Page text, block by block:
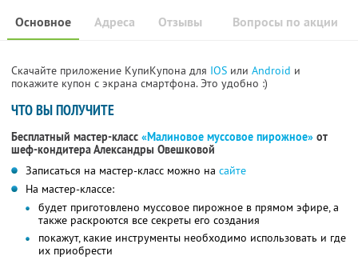
Основное Отзывы Вопросы по акции
Адреса
Скачайте приложение КупиКупона для IOS или Android и
покажите купон с экрана смартфона. Это удобно :)
ЧТО ВЫ ПОЛУЧИТЕ
Бесплатный мастер-класс «Малиновое муссовое пирожное» от
шеф-кондитера Александры Овешковой
Записаться на мастер-класс можно на сайте
На мастер-классе:
будет приготовлено муссовое пирожное в прямом эфире, а
также раскроются все секреты его создания
покажут, какие инструменты необходимо использовать и где
их приобрести